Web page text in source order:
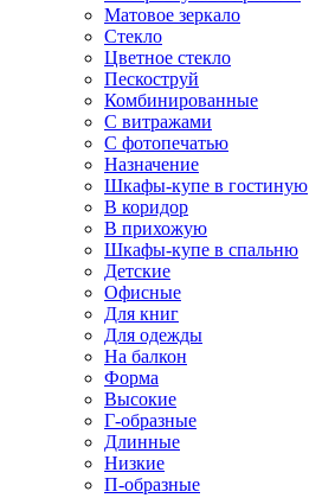
Матовое зеркало
Стекло
Цветное стекло
Пескоструй
Комбинированные
С витражами
С фотопечатью
Назначение
Шкафы-купе в гостиную
В коридор
В прихожую
Шкафы-купе в спальню
Детские
Офисные
Для книг
Для одежды
На балкон
Форма
Высокие
Г-образные
Длинные
Низкие
П-образные